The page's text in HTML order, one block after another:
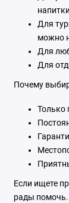
напитки
Для
можно
Для
Для
Почему
Только
Если ищете
рады помочь.